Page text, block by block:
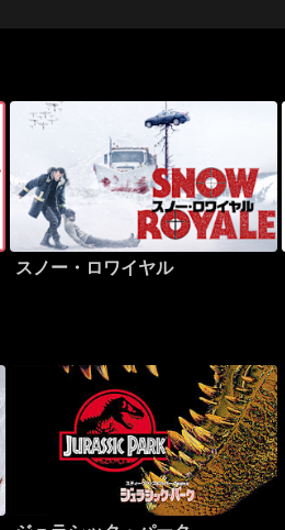
スノー・ロワイヤル